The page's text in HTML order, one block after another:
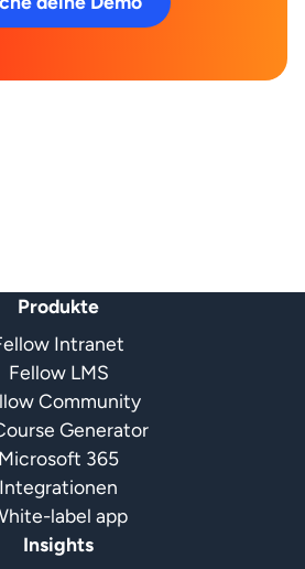
Produkte
Intranet
Fellow LMS
Community
Generator
Microsoft 365
Integrationen
label app
Insights